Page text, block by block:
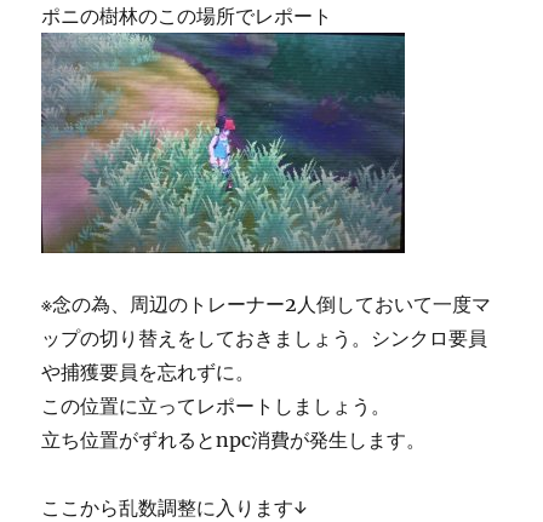
ポニの樹林のこの場所でレポート
※念の為、周辺のトレーナー2人倒しておいて一度マ
ップの切り替えをしておきましょう。シンクロ要員
や捕獲要員を忘れずに。
この位置に立ってレポートしましょう。
立ち位置がずれるとnpc消費が発生します。
ここから乱数調整に入ります↓